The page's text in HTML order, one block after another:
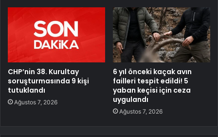
CHP’nin 38. Kurultay
soruşturmasında 9 kişi
tutuklandı
Ağustos 7, 2026
6 yıl önceki kaçak avın
failleri tespit edildi! 5
yaban keçisi için ceza
uygulandı
Ağustos 7, 2026